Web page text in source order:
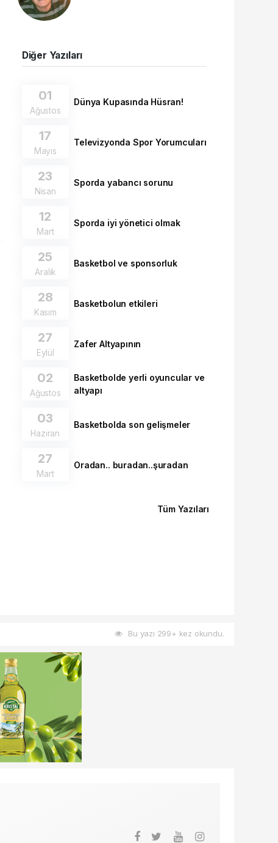
Diğer Yazıları
01
Ağustos
Dünya Kupasında Hüsran!
17
Mayıs
Televizyonda Spor Yorumcuları
23
Nisan
Sporda yabancı sorunu
12
Mart
Sporda iyi yönetici olmak
25
Aralık
Basketbol ve sponsorluk
28
Kasım
Basketbolun etkileri
27
Eylül
Zafer Altyapının
02
Ağustos
Basketbolde yerli oyuncular ve
altyapı
03
Haziran
Basketbolda son gelişmeler
27
Mart
Oradan.. buradan..şuradan
Tüm Yazıları
Bu yazı 299+ kez okundu.